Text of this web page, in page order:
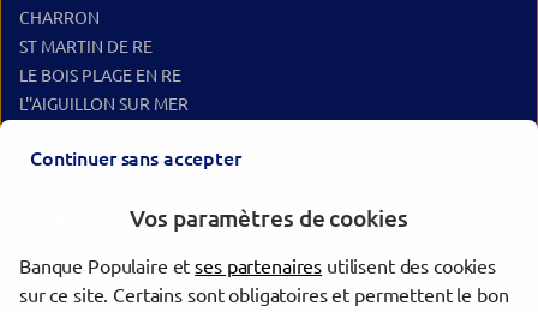
CHARRON
ST MARTIN DE RE
LE BOIS PLAGE EN RE
L''AIGUILLON SUR MER
LA COTINIERE
Les agences Banque Populaire dans les villes à proximité
Continuer sans accepter
Vos paramètres de cookies
Banque Populaire etses partenaires utilisent des cookies
sur ce site. Certains sont obligatoires et permettent le bon